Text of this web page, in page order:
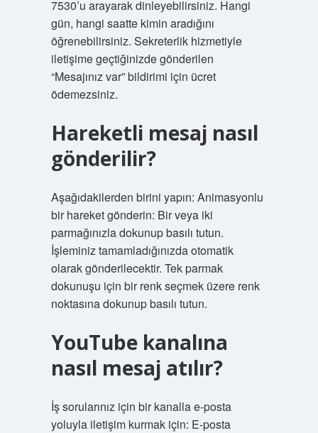
7530’u arayarak dinleyebilirsiniz. Hangi
gün, hangi saatte kimin aradığını
öğrenebilirsiniz. Sekreterlik hizmetiyle
iletişime geçtiğinizde gönderilen
“Mesajınız var” bildirimi için ücret
ödemezsiniz.
Hareketli mesaj nasıl
gönderilir?
Aşağıdakilerden birini yapın: Animasyonlu
bir hareket gönderin: Bir veya iki
parmağınızla dokunup basılı tutun.
İşleminiz tamamladığınızda otomatik
olarak gönderilecektir. Tek parmak
dokunuşu için bir renk seçmek üzere renk
noktasına dokunup basılı tutun.
YouTube kanalına
nasıl mesaj atılır?
İş sorularınız için bir kanalla e-posta
yoluyla iletişim kurmak için: E-posta